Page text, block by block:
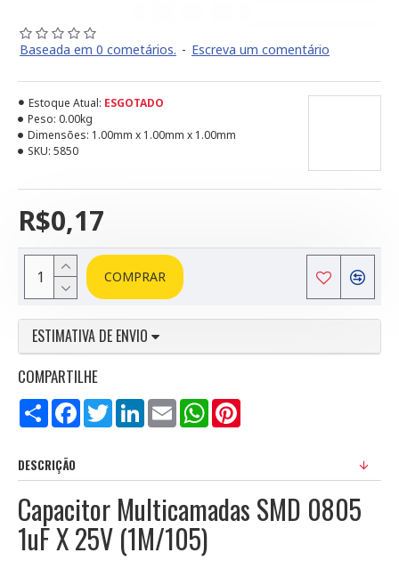
Baseada em 0 cometários. - Escreva um comentário
R$0,17
Estoque Atual: ESGOTADO
Peso: 0.00kg
Dimensões: 1.00mm x 1.00mm x 1.00mm
SKU: 5850
COMPRAR
ESTIMATIVA DE ENVIO
COMPARTILHE
Compartilhar
FacebookTwitterLinkedInEmail WhatsApp
DESCRIÇÃO
Capacitor Multicamadas SMD 0805
1uF X 25V (1M/105)